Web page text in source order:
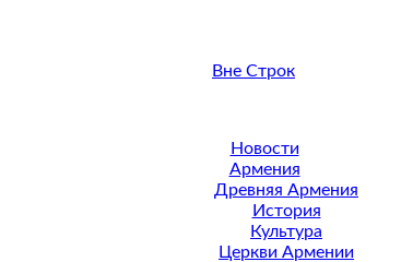
Вне Строк
Новости
Армения
Древняя Армения
История
Культура
Церкви Армении